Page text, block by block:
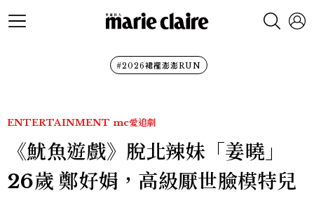
#2026裙襬澎澎RUN
ENTERTAINMENT mc愛追劇
《魷魚遊戲》脫北辣妹「姜曉」
26歲 鄭好娟，高級厭世臉模特兒